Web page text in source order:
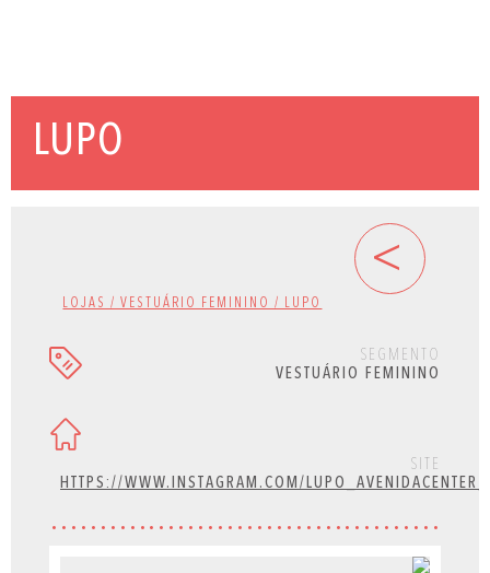
LUPO
LOJAS / VESTUÁRIO FEMININO / LUPO
<
SEGMENTO
VESTUÁRIO FEMININO
SITE
HTTPS://WWW.INSTAGRAM.COM/